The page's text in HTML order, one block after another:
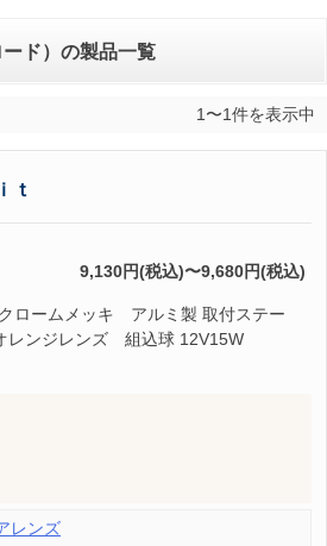
ド）の製品一覧
1〜1件を表示中
ｔ
9,130円(税込)〜9,680円(税込)
ロームメッキ アルミ製 取付ステー
ンジレンズ 組込球 12V15W
レンズ